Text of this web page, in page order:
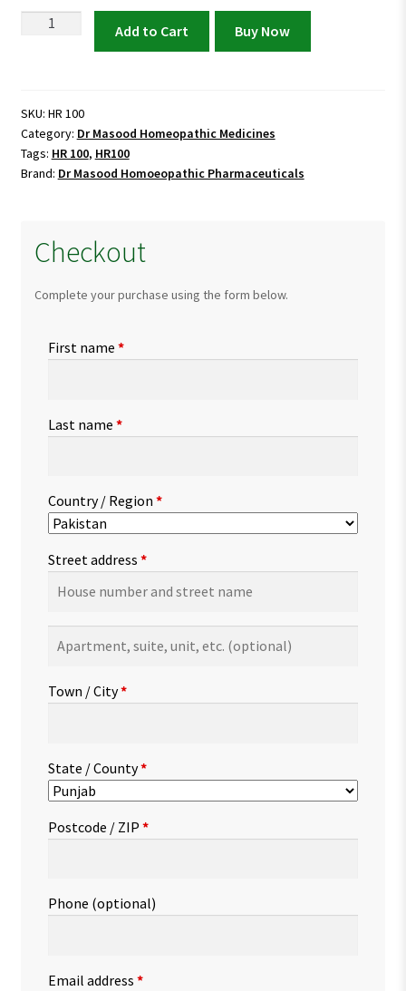
(TEETHING
AID)
quantity
Add to Cart Buy Now
SKU: HR 100
Category: Dr Masood Homeopathic Medicines
Tags: HR 100, HR100
Brand: Dr Masood Homoeopathic Pharmaceuticals
Checkout
Complete your purchase using the form below.
First name *
Last name *
Country / Region *
Street address *
suite,
etc.(optional)
Town / City*
State / County*
Postcode / ZIP *
Phone (optional)
Email address *